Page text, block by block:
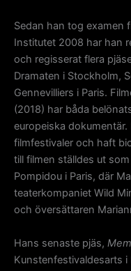
Sedan han tog examen
Institutet 2008 har han
och regisserat flera
Dramaten i Stockholm,
Gennevilliers i Paris.
(2018) har båda
europeiska
filmfestivaler och haft
till filmen ställdes ut
Pompidou i Paris, där
teaterkompaniet Wild
och översättaren
Hans senaste pjäs,
Kunstenfestivaldesarts i